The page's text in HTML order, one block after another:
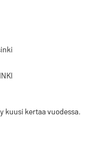
kertaa vuodessa.